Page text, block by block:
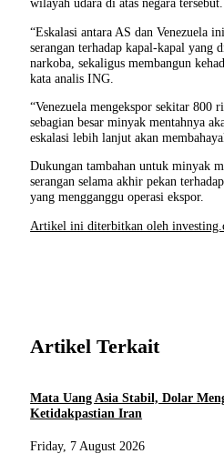
wilayah udara di atas negara tersebut.
“Eskalasi antara AS dan Venezuela
serangan terhadap kapal-kapal yang
narkoba, sekaligus membangun
kata analis ING.
“Venezuela mengekspor sekitar 800
sebagian besar minyak mentahnya
eskalasi lebih lanjut akan
Dukungan tambahan untuk minyak
serangan selama akhir pekan
yang mengganggu operasi ekspor.
Artikel ini diterbitkan oleh
Artikel Terkait
Mata Uang Asia Stabil, Dolar
Ketidakpastian Iran
Friday, 7 August 2026